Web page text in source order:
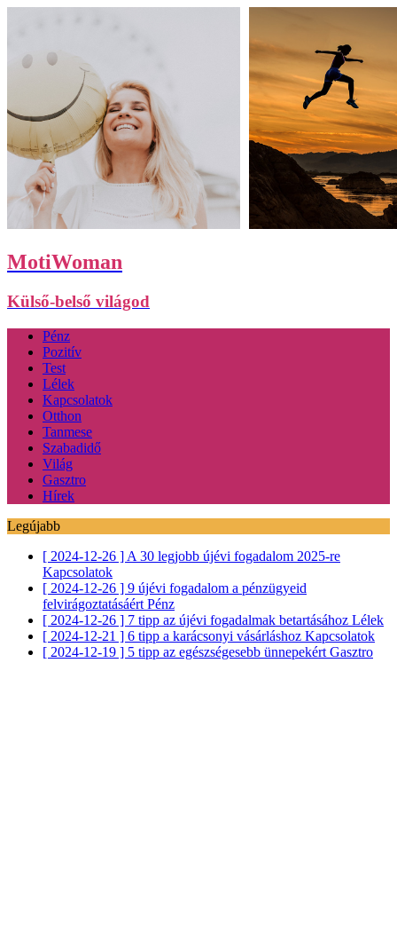
MotiWoman
Külső-belső világod
Pénz
Pozitív
Test
Lélek
Kapcsolatok
Otthon
Tanmese
Szabadidő
Világ
Gasztro
Hírek
Legújabb
[ 2024-12-26 ] A 30 legjobb újévi fogadalom 2025-re
Kapcsolatok
[ 2024-12-26 ] 9 újévi fogadalom a pénzügyeid
felvirágoztatásáért Pénz
[ 2024-12-26 ] 7 tipp az újévi fogadalmak betartásához Lélek
[ 2024-12-21 ] 6 tipp a karácsonyi vásárláshoz Kapcsolatok
[ 2024-12-19 ] 5 tipp az egészségesebb ünnepekért Gasztro